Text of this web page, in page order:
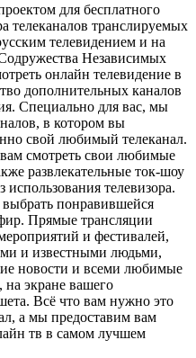
для бесплатного
телеканалов транслируемых
телевидением и на
Независимых
онлайн телевидение в
дополнительных каналов
Специально для вас, мы
в котором вы
свой любимый телеканал.
смотреть свои любимые
развлекательные ток-шоу
телевизора.
выбрать понравившейся
Прямые трансляции
и фестивалей,
и известными людьми,
новости и всеми любимые
экране вашего
Всё что вам нужно это
а мы предоставим вам
тв в самом лучшем